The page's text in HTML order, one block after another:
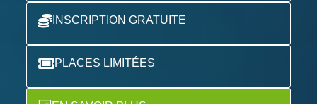
 INSCRIPTION GRATUITE
PLACES LIMITÉES